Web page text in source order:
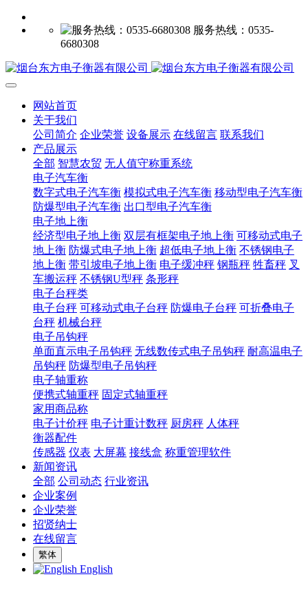
服务热线：0535-
6680308
网站首页
关于我们
公司简介 企业荣誉 设备展示 在线留言 联系我们
产品展示
全部 智慧农贸 无人值守称重系统
电子汽车衡
数字式电子汽车衡 模拟式电子汽车衡 移动型电子汽车衡
防爆型电子汽车衡 出口型电子汽车衡
电子地上衡
经济型电子地上衡 双层有框架电子地上衡 可移动式电子
地上衡 防爆式电子地上衡 超低电子地上衡 不锈钢电子
地上衡 带引坡电子地上衡 电子缓冲秤 钢瓶秤 牲畜秤 叉
车搬运秤 不锈钢U型秤 条形秤
电子台秤类
电子台秤 可移动式电子台秤 防爆电子台秤 可折叠电子
台秤 机械台秤
电子吊钩秤
单面直示电子吊钩秤 无线数传式电子吊钩秤 耐高温电子
吊钩秤 防爆型电子吊钩秤
电子轴重称
便携式轴重秤 固定式轴重秤
家用商品称
电子计价秤 电子计重计数秤 厨房秤 人体秤
衡器配件
传感器 仪表 大屏幕 接线盒 称重管理软件
新闻资讯
全部 公司动态 行业资讯
企业案例
企业荣誉
招贤纳士
在线留言
繁体
English